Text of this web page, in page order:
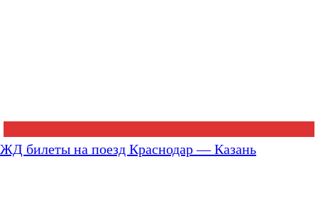
ЖД билеты на поезд Краснодар — Казань